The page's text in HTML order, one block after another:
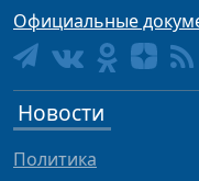
Официальные
Новости
Политика